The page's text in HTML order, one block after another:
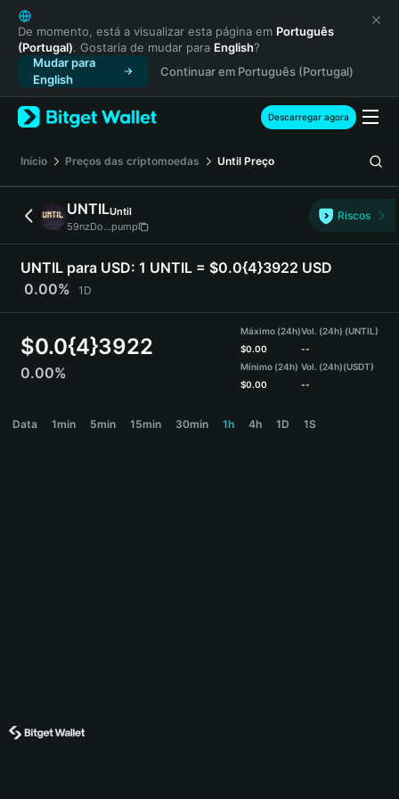
English
日本語
Tiếng Việt
Русский
Español (Latinoamérica)
Türkçe
Français
Deutsch
繁體中文
Português (Portugal)
Bahasa Indonesia
ภาษาไทย
हिन्दी
Español
Português (Brasil)
De momento, está a visualizar esta página em Português
(Portugal). Gostaria de mudar para English?
Mudar para
English
Continuar em Português (Portugal)
Descarregar agora
Início Preços das criptomoedas Until Preço
UNTILUntil
59nzDo...pump
Riscos
UNTIL para USD: 1 UNTIL = $0.0{4}3922 USD
0.00%
1D
$0.0{4}3922
0.00%
Máximo (24h)
$0.00
Mínimo (24h)
$0.00
Vol. (24h) (UNTIL)
--
Vol. (24h)(USDT)
--
Data 1min 5min 15min 30min 1h 4h 1D 1S